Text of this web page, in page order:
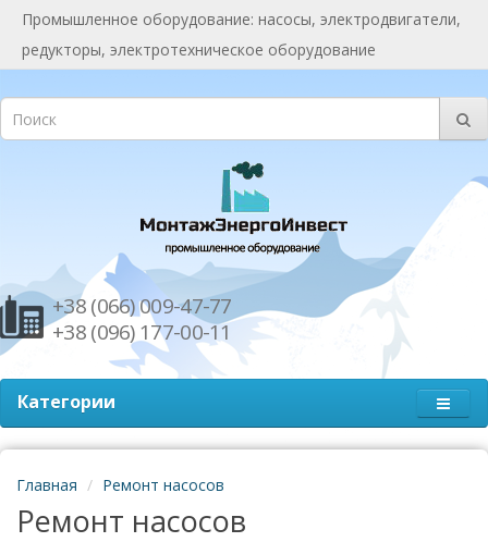
Промышленное оборудование: насосы, электродвигатели,
редукторы, электротехническое оборудование
+38 (066) 009-47-77
+38 (096) 177-00-11
Категории
Главная Ремонт насосов
Ремонт насосов